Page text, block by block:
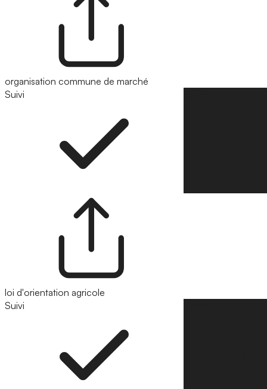
organisation commune de marché
Suivi
loi d'orientation agricole
Suivi